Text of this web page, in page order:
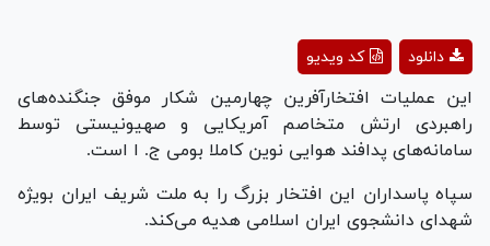
Play
Video
کد ویدیو دانلود
این عملیات افتخارآفرین چهارمین شکار موفق جنگنده‌های
راهبردی ارتش متخاصم آمریکایی و صهیونیستی توسط
سامانه‌های پدافند هوایی نوین کاملا بومی ج. ا است.
سپاه پاسداران این افتخار بزرگ را به ملت شریف ایران بویژه
شهدای دانشجوی ایران اسلامی هدیه می‌کند.